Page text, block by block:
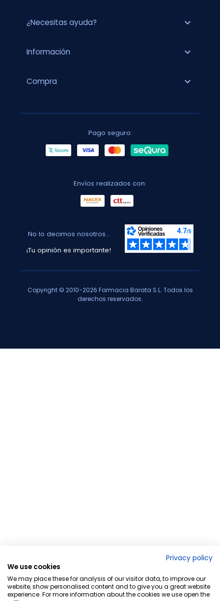
¿Necesitas ayuda? expand_more
Información expand_more
Compra expand_more
Pago seguro:
Envíos realizados con:
No lo decimos nosotros...
¡Tu opinión es importante!
Copyright © 2010-2026 Farmacia Barata S.L. Todos los
derechos reservados.
Privacy policy
We use cookies
We may place these for analysis of our visitor data, to improve our
website, show personalised content and to give you a great website
experience. For more information about the cookies we use open the